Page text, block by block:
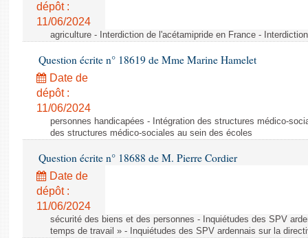
dépôt :
11/06/2024
agriculture - Interdiction de l'acétamipride en France -
Question écrite n° 18619 de Mme Marine Hamelet
Date de
dépôt :
11/06/2024
personnes handicapées - Intégration des structures médico-
des structures médico-sociales au sein des écoles
Question écrite n° 18688 de M. Pierre Cordier
Date de
dépôt :
11/06/2024
sécurité des biens et des personnes - Inquiétudes des SPV
temps de travail » - Inquiétudes des SPV ardennais sur la